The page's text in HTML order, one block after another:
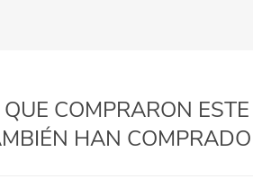
COMPRARON ESTE
HAN COMPRADO